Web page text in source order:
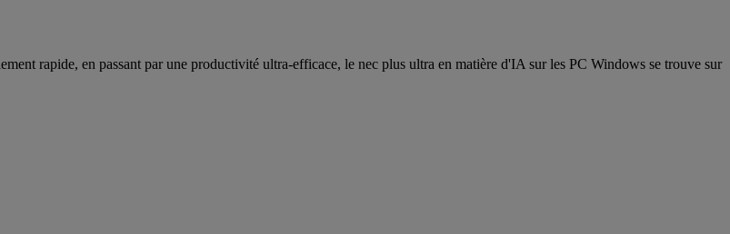
rapide, en passant par une productivité ultra-efficace, le nec plus ultra en matière d'IA sur les PC Windows se trouve sur